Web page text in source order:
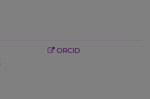
ORCID